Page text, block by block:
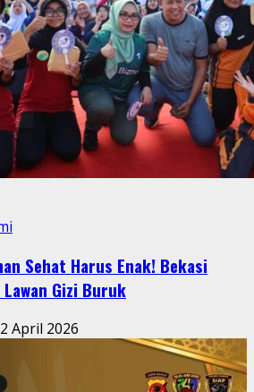
Sehat Harus Enak! Bekasi
Gizi Buruk
April 2026